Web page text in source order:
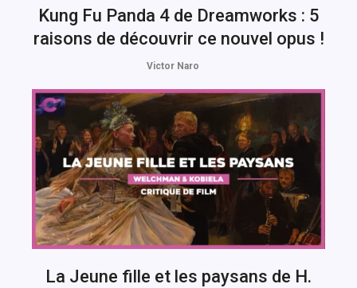
Kung Fu Panda 4 de Dreamworks : 5
raisons de découvrir ce nouvel opus !
Victor Naro
La Jeune fille et les paysans de H.